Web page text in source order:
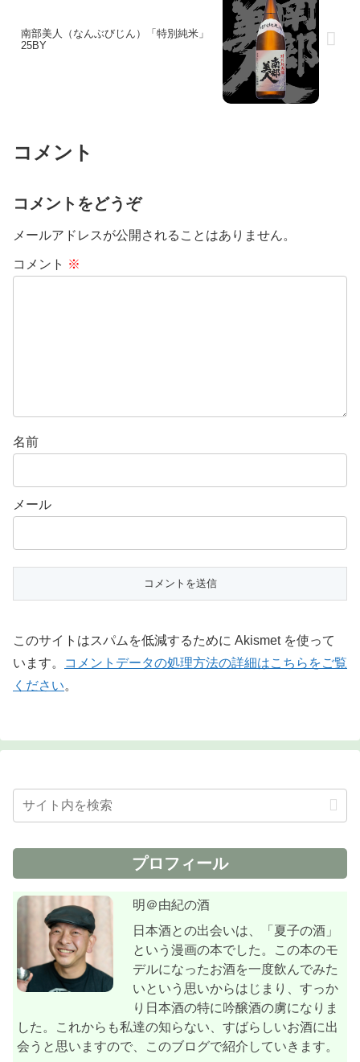
南部美人（なんぶびじん）「特別純米」
25BY
コメント
コメントをどうぞ
メールアドレスが公開されることはありません。
コメント ※
名前
メール
このサイトはスパムを低減するために Akismet を使って
います。
コメントデータの処理方法の詳細はこちらをご覧
ください。
プロフィール
明＠由紀の酒
日本酒との出会いは、「夏子の酒」
という漫画の本でした。この本のモ
デルになったお酒を一度飲んでみた
いという思いからはじまり、すっか
り日本酒の特に吟醸酒の虜になりま
した。これからも私達の知らない、すばらしいお酒に出
会うと思いますので、このブログで紹介していきます。